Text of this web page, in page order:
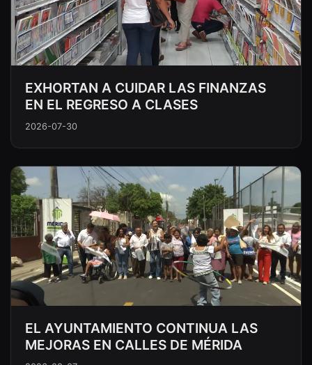
EXHORTAN A CUIDAR LAS FINANZAS
EN EL REGRESO A CLASES
2026-07-30
EL AYUNTAMIENTO CONTINUA LAS
MEJORAS EN CALLES DE MÉRIDA